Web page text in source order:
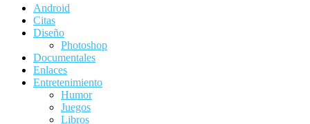
Android
Citas
Diseño
Photoshop
Documentales
Enlaces
Entretenimiento
Humor
Juegos
Libros